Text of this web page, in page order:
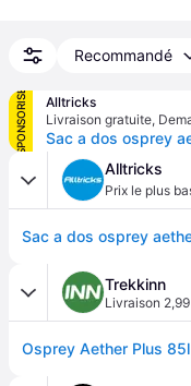
Recommandé
SPONSORISÉ
Alltricks
Livraison gratuite,
Alltricks
Prix le plus
Trekkinn
Livraison